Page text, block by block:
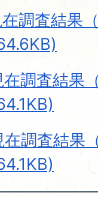
調査結果
調査結果
調査結果